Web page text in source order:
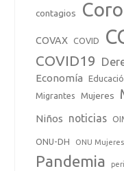
contagios
COVAX COVID
COVID19
Economía
Migrantes Mujeres
Niños noticias
ONU-DH ONU Mujeres
Pandemia